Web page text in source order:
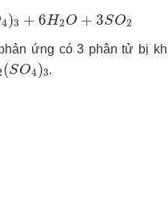
4)3 + 6H2O + 3SO2
4 + 6H2 O+ 3 S O2
ứng có 3 phân tử bị
(SO4)3
( SO 4 3
.